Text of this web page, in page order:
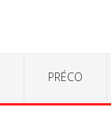
PRÉCO